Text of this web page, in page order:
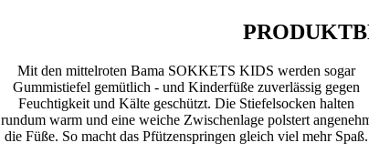
Mit den mittelroten Bama SOKKETS KIDS werden sogar
Gummistiefel gemütlich - und Kinderfüße zuverlässig gegen
Feuchtigkeit und Kälte geschützt. Die Stiefelsocken halten
rundum warm und eine weiche Zwischenlage polstert
die Füße. So macht das Pfützenspringen gleich viel mehr Spaß.